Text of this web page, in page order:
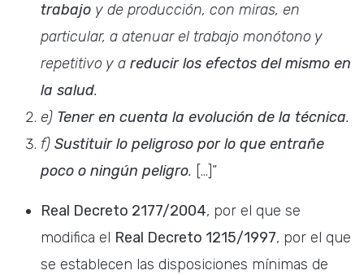
trabajo y de producción, con miras, en
particular, a atenuar el trabajo monótono y
repetitivo y a reducir los efectos del mismo en
la salud.
e) Tener en cuenta la evolución de la técnica.
f) Sustituir lo peligroso por lo que entrañe
poco o ningún peligro. […]”
Real Decreto 2177/2004, por el que se
modifica el Real Decreto 1215/1997, por el que
se establecen las disposiciones mínimas de